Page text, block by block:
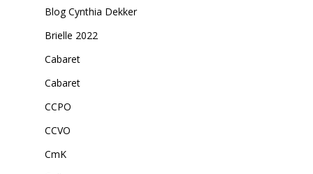
Blog Cynthia Dekker
Brielle 2022
Cabaret
Cabaret
CCPO
CCVO
CmK